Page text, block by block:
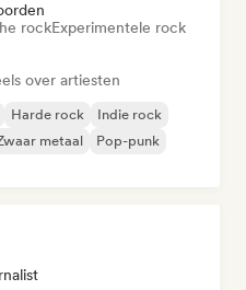
rockExperimentele rock
over artiesten
Harde rock
Indie rock
metaal
Pop-punk